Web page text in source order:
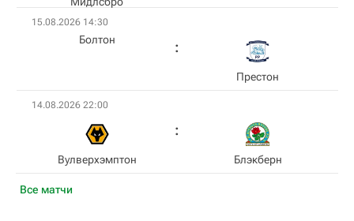
Все матчи
15.08.2026 14:30
Болтон
Престон
14.08.2026 22:00
Вулверхэмптон Блэкберн